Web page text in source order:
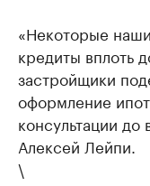
«Некоторые
кредиты вплоть
застройщики
оформление
консультации
Алексей Лейпи.
\